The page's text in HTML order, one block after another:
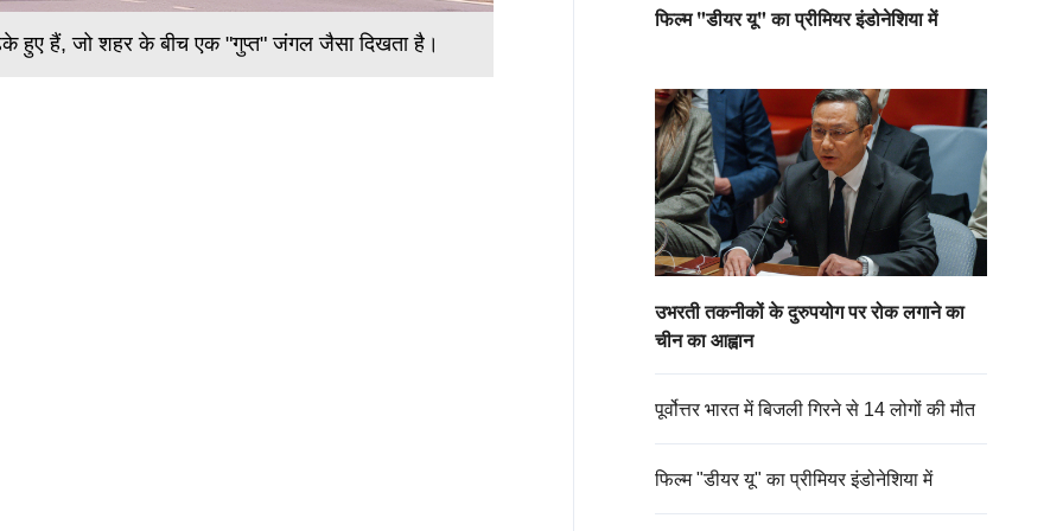
फिल्म "डीयर यू" का प्रीमियर इंडोनेशिया में
उभरती तकनीकों के दुरुपयोग पर रोक लगाने का
चीन का आह्वान
पूर्वोत्तर भारत में बिजली गिरने से 14 लोगों की मौत
फिल्म "डीयर यू" का प्रीमियर इंडोनेशिया में